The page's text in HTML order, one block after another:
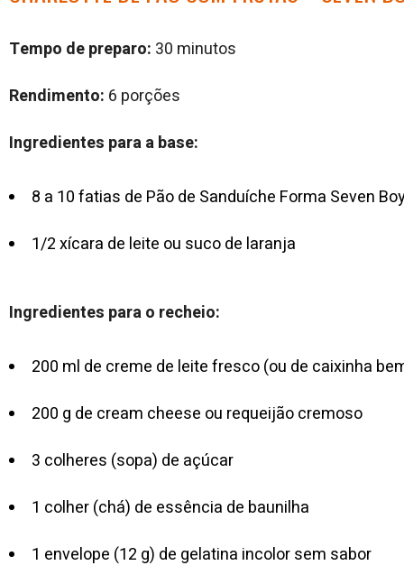
Tempo de preparo: 30 minutos
Rendimento: 6 porções
Ingredientes para a base:
8 a 10 fatias de Pão de Sanduíche Forma Seven
1/2 xícara de leite ou suco de laranja
Ingredientes para o recheio:
200 ml de creme de leite fresco (ou de caixinha
200 g de cream cheese ou requeijão cremoso
3 colheres (sopa) de açúcar
1 colher (chá) de essência de baunilha
1 envelope (12 g) de gelatina incolor sem sabor